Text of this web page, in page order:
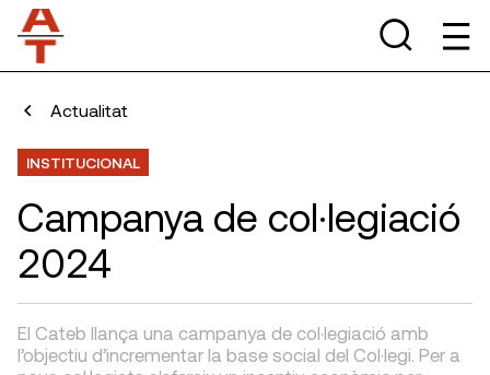
Actualitat
INSTITUCIONAL
Campanya de col·legiació
2024
El Cateb llança una campanya de col·legiació amb
l’objectiu d’incrementar la base social del Col·legi. Per a